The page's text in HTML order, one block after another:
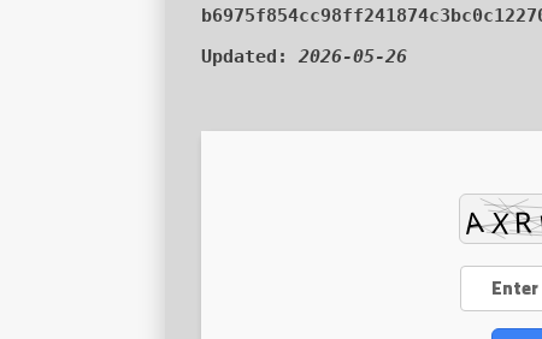
Updated: 2026-05-26